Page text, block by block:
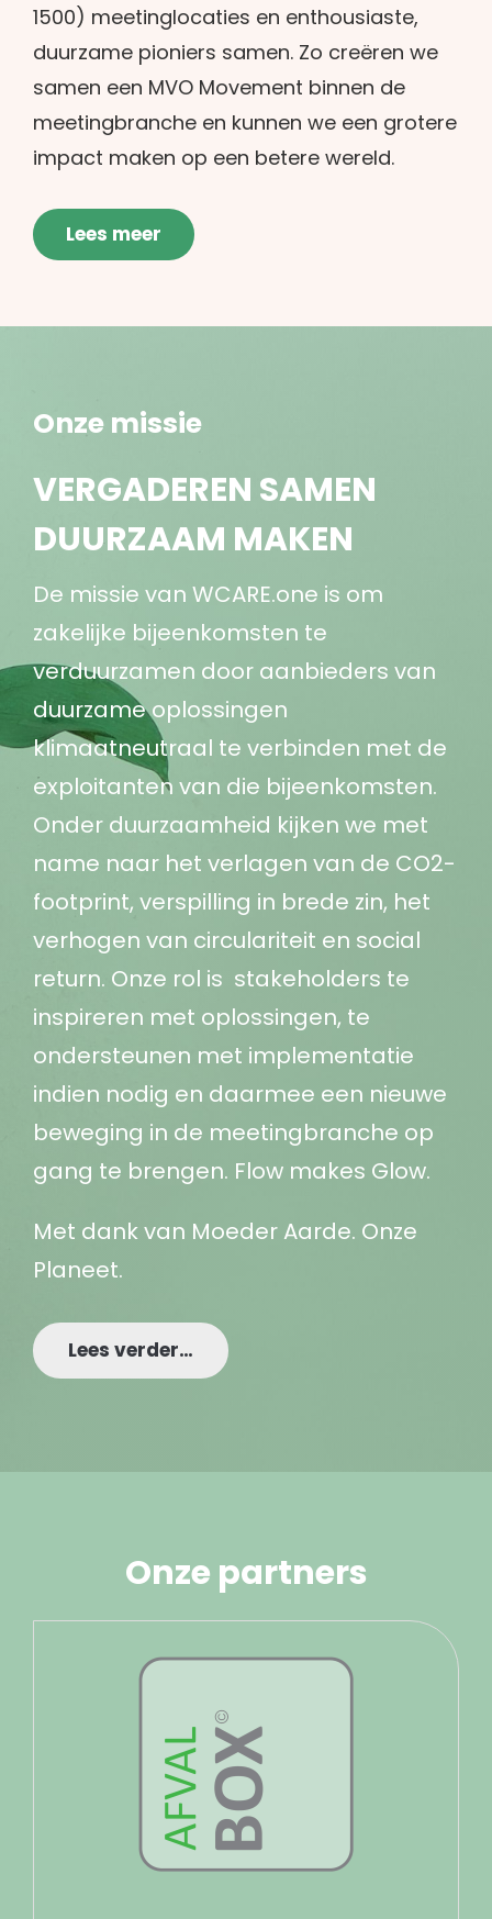
1500) meetinglocaties en enthousiaste,
duurzame pioniers samen. Zo creëren we
samen een MVO Movement binnen de
meetingbranche en kunnen we een grotere
impact maken op een betere wereld.
Lees meer
Onze missie
VERGADEREN SAMEN
DUURZAAM MAKEN
De missie van WCARE.one is om
zakelijke bijeenkomsten te
verduurzamen door aanbieders van
duurzame oplossingen
klimaatneutraal te verbinden met de
exploitanten van die bijeenkomsten.
Onder duurzaamheid kijken we met
name naar het verlagen van de CO2-
footprint, verspilling in brede zin, het
verhogen van circulariteit en social
return. Onze rol is stakeholders te
inspireren met oplossingen, te
ondersteunen met implementatie
indien nodig en daarmee een nieuwe
beweging in de meetingbranche op
gang te brengen. Flow makes Glow.
Met dank van Moeder Aarde. Onze
Planeet.
Lees verder…
Onze partners